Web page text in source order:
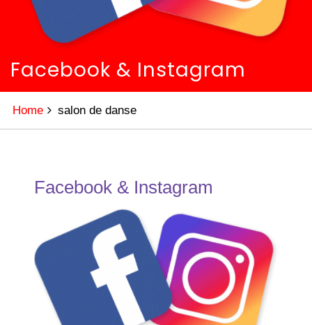
Facebook & Instagram
Home salon de danse
Facebook & Instagram